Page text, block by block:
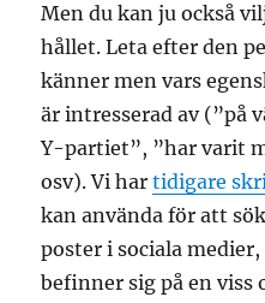
Men du kan ju också
hållet. Leta efter den
känner men vars
är intresserad av (”på
Y-partiet”, ”har varit
osv). Vi hartidigare
kan använda för att
poster i sociala
befinner sig på en